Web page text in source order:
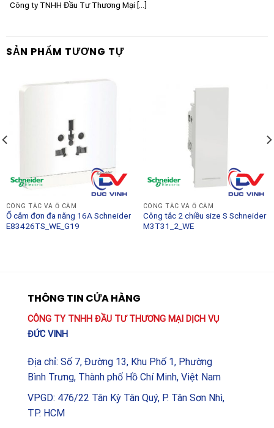
Công ty TNHH Đầu Tư Thương Mại [...]
SẢN PHẨM TƯƠNG TỰ
CÔNG TẮC VÀ Ổ CẮM
Ổ cắm đơn đa năng 16A Schneider
E83426TS_WE_G19
CÔNG TẮC VÀ Ổ CẮM
Công tắc 2 chiều size S Schneider
M3T31_2_WE
THÔNG TIN CỬA HÀNG
CÔNG TY TNHH ĐẦU TƯ THƯƠNG MẠI DỊCH VỤ
ĐỨC VINH
Địa chỉ: Số 7, Đường 13, Khu Phố 1, Phường
Bình Trưng, Thành phố Hồ Chí Minh, Việt Nam
VPGD: 476/22 Tân Kỳ Tân Quý, P. Tân Sơn Nhì,
TP. HCM